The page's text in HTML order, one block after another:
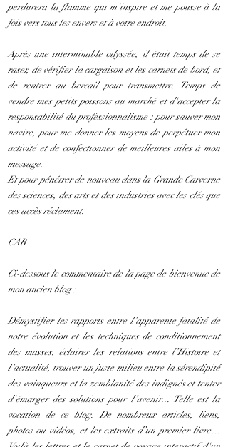
perdurera la flamme qui m'inspire et me pousse à la
fois vers tous les envers et à votre endroit.
Après une interminable odyssée, il était temps de se
raser, de vérifier la cargaison et les carnets de bord, et
de rentrer au bercail pour transmettre. Temps de
vendre mes petits poissons au marché et d'accepter la
responsabilité du professionnalisme : pour sauver mon
navire, pour me donner les moyens de perpétuer mon
activité et de confectionner de meilleures ailes à mon
message.
Et pour pénétrer de nouveau dans la Grande Carverne
des sciences, des arts et des industries avec les clés que
ces accès réclament.
CAB
Ci-dessous le commentaire de la page de bienvenue de
mon ancien blog :
Démystifier les rapports entre l’apparente fatalité de
notre évolution et les techniques de conditionnement
des masses, éclairer les relations entre l’Histoire et
l’actualité, trouver un juste milieu entre la sérendipité
des vainqueurs et la zemblanité des indignés et tenter
d'émarger des solutions pour l’avenir... Telle est la
vocation de ce blog. De nombreux articles, liens,
photos ou vidéos, et les extraits d’un premier livre…